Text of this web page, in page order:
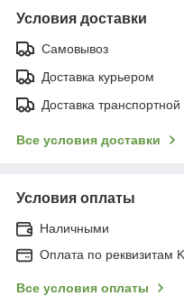
Условия доставки
Самовывоз
Доставка курьером
Доставка
Все условия доставки
Условия оплаты
Наличными
Оплата по реквизитам
Все условия оплаты